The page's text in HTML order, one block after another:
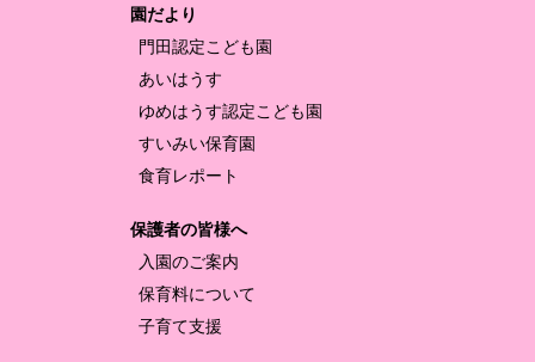
園だより
門田認定 こども園
あいはうす
ゆめはうす認定 こども園
すいみい保育園
食育レポート
保護者の皆様へ
入園のご案内
保育料について
子育て支援